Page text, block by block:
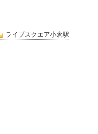
ライブスクエア小倉駅